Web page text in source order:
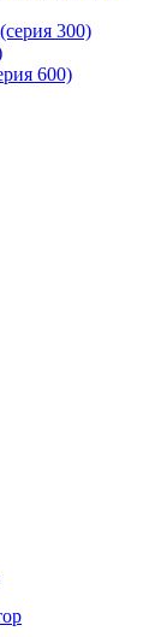
300)
600)